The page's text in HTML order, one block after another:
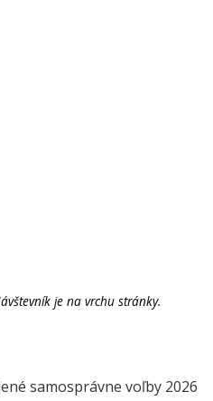
je na vrchu stránky.
samosprávne voľby 2026